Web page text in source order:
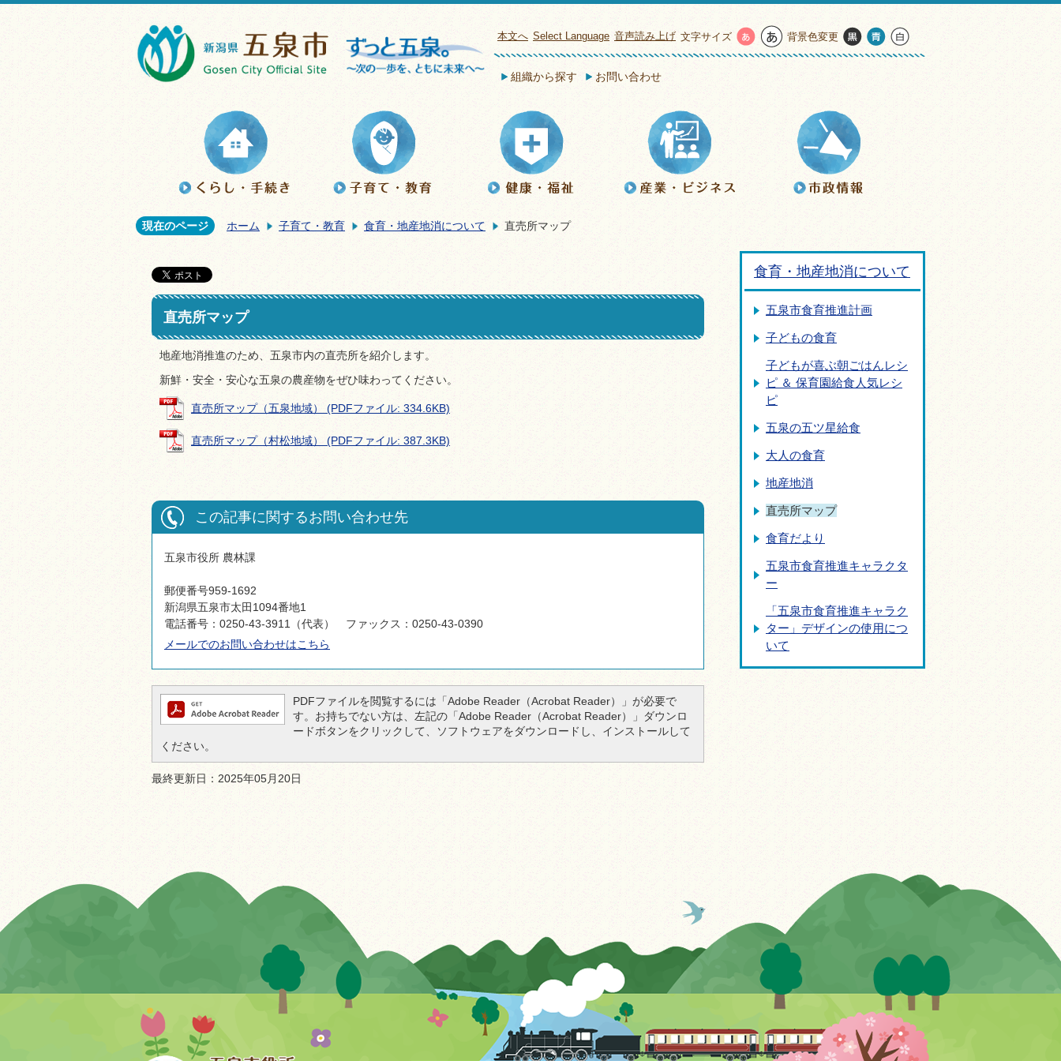
本文へ Select Language 音声読み上げ 文字サイズ 背景色変更
組織から探す お問い合わせ
現在のページ ホーム 子育て・教育 食育・地産地消について 直売所マップ
直売所マップ
地産地消推進のため、五泉市内の直売所を紹介します。
新鮮・安全・安心な五泉の農産物をぜひ味わってください。
直売所マップ（五泉地域） (PDFファイル: 334.6KB)
直売所マップ（村松地域） (PDFファイル: 387.3KB)
この記事に関するお問い合わせ先
五泉市役所 農林課
郵便番号959-1692
新潟県五泉市太田1094番地1
電話番号：0250-43-3911（代表） ファックス：0250-43-0390
メールでのお問い合わせはこちら
PDFファイルを閲覧するには「Adobe Reader（Acrobat Reader）」が必要で
す。お持ちでない方は、左記の「Adobe Reader（Acrobat Reader）」ダウンロ
ードボタンをクリックして、ソフトウェアをダウンロードし、インストールして
ください。
最終更新日：2025年05月20日
食育・地産地消について
五泉市食育推進計画
子どもの食育
子どもが喜ぶ朝ごはんレシ
ピ ＆ 保育園給食人気レシ
ピ
五泉の五ツ星給食
大人の食育
地産地消
直売所マップ
食育だより
五泉市食育推進キャラクタ
ー
「五泉市食育推進キャラク
ター」デザインの使用につ
いて